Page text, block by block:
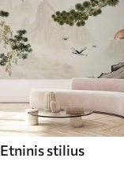
Etninis stilius